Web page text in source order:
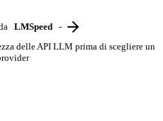
LMSpeed
-
delle API LLM prima di scegliere un